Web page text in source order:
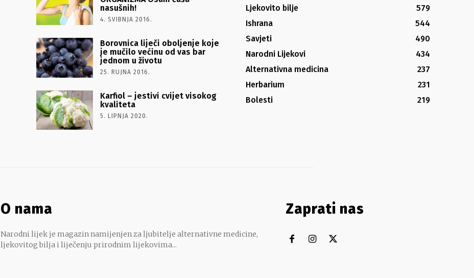
nasušnih!
4. SVIBNJA 2016.
Borovnica liječi oboljenje koje
je mučilo većinu od vas bar
jednom u životu
25. RUJNA 2016.
Karfiol – jestivi cvijet visokog
kvaliteta
5. LIPNJA 2020.
Ljekovito bilje
579
Ishrana
544
Savjeti
490
Narodni Lijekovi
434
Alternativna medicina
237
Herbarium
231
Bolesti
219
O nama
Narodni lijek je magazin namijenjen za ljubitelje alternativne medicine,
ljekovitog bilja i liječenju prirodnim lijekovima...
Zaprati nas